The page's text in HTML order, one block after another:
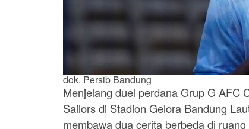
dok. Persib Bandung
Menjelang duel perdana Grup G AFC
Sailors di Stadion Gelora Bandung
membawa dua cerita berbeda di